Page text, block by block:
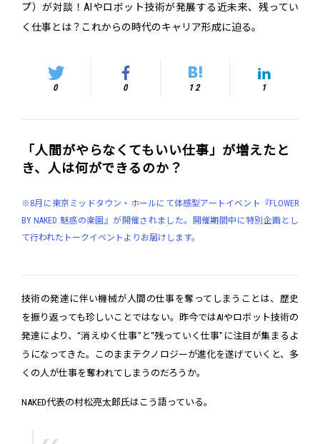
プ）が対談！AIやロボット技術が発展する近未来、残ってい
く仕事とは？これからの時代のキャリア形成に迫る。
0 0 12 1
「人間がやらなくてもいい仕事」が増えたと
き、人は何ができるのか？
※8月に東京ミッドタウン・ホールにて体感型アートイベント『FLOWER
BY NAKED 魅惑の楽園』が開催されました。開催期間中に特別企画とし
て行われたトークイベントよりお届けします。
技術の発達に伴い機械が人間の仕事を奪ってしまうことは、歴史
を振り返っても珍しいことではない。昨今ではAIやロボット技術の
発達により、“消えゆく仕事”と“残っていく仕事”に注目が集まるよ
うになってきた。このままテクノロジーが進化を遂げていくと、多
くの人が仕事を奪われてしまうのだろうか。
NAKED代表の村松亮太郎氏はこう語っている。